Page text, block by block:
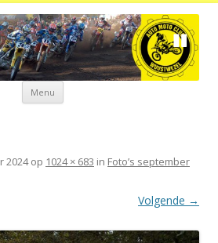
Menu Spring
de
2024op 1024 × 683 in Foto’s september
Volgende →